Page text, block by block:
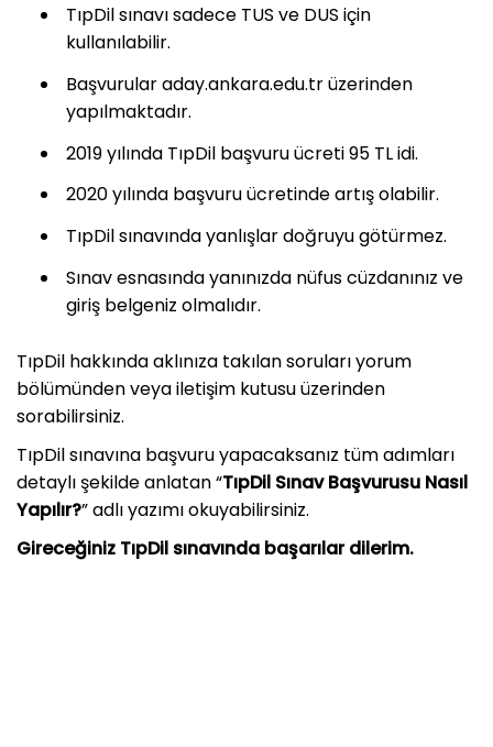
TıpDil sınavı sadece TUS ve DUS için
kullanılabilir.
Başvurular aday.ankara.edu.tr üzerinden
yapılmaktadır.
2019 yılında TıpDil başvuru ücreti 95 TL idi.
2020 yılında başvuru ücretinde artış olabilir.
TıpDil sınavında yanlışlar doğruyu götürmez.
Sınav esnasında yanınızda nüfus cüzdanınız ve
giriş belgeniz olmalıdır.
TıpDil hakkında aklınıza takılan soruları yorum
bölümünden veya iletişim kutusu üzerinden
sorabilirsiniz.
TıpDil sınavına başvuru yapacaksanız tüm adımları
detaylı şekilde anlatan “TıpDil Sınav Başvurusu Nasıl
Yapılır?” adlı yazımı okuyabilirsiniz.
Gireceğiniz TıpDil sınavında başarılar dilerim.